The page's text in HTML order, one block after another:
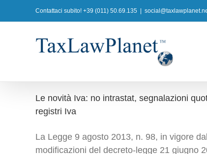
al
Contattaci subito! +39 (011) 50.69.135
Le novità Iva: no intrastat, segnalazioni
registri Iva
La Legge 9 agosto 2013, n. 98, in vigore
modificazioni del decreto-legge 21 giugno